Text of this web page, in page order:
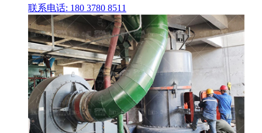
联系电话: 180 3780 8511